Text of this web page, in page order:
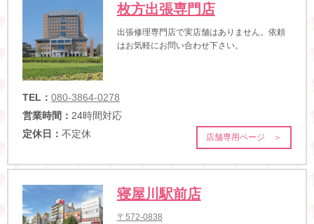
枚方出張専門店
出張修理専門店で実店舗はありません。依頼
はお気軽にお問い合わせ下さい。
TEL： 080-3864-0278
営業時間： 24時間対応
定休日： 不定休 店舗専用ページ ＞
寝屋川駅前店
〒572-0838